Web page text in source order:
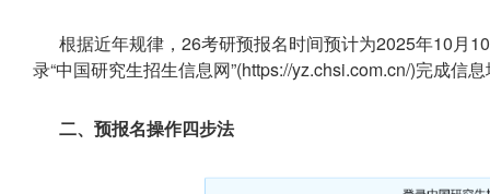
根据近年规律，26考研预报名时间预计为2025年10月
录“中国研究生招生信息网”(https://yz.chsi.com.cn/)完成信
二、预报名操作四步法